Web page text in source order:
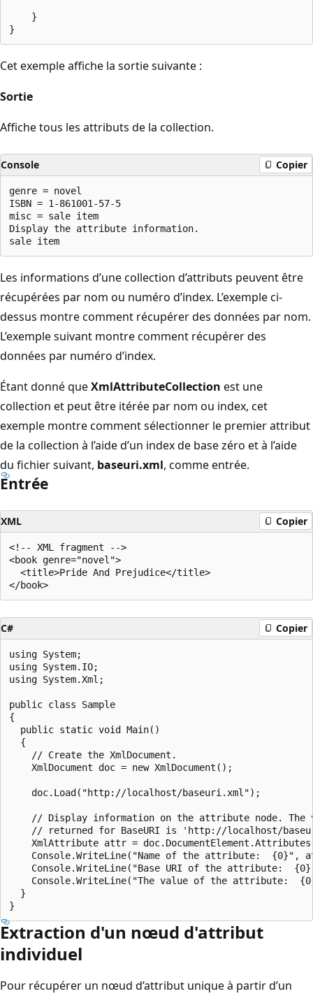
    }
Cet exemple affiche la sortie suivante :
Sortie
Affiche tous les attributs de la collection.
Console Copier
genre = novel
ISBN = 1-861001-57-5
misc = sale item
Display the attribute information.
Les informations d’une collection d’attributs peuvent être
récupérées par nom ou numéro d’index. L’exemple ci-
dessus montre comment récupérer des données par nom.
L’exemple suivant montre comment récupérer des
données par numéro d’index.
Étant donné queXmlAttributeCollection est une
collection et peut être itérée par nom ou index, cet
exemple montre comment sélectionner le premier attribut
de la collection à l’aide d’un index de base zéro et à l’aide
du fichier suivant, baseuri.xml, comme entrée.
Entrée
XML Copier
<!-- XML fragment -->
<book genre="novel">
  <title>Pride And Prejudice</title>
C# Copier
using System;
using System.IO;
using System.Xml;
public class Sample
{
  public static void Main()
  {
    // Create the XmlDocument.
    XmlDocument doc = new XmlDocument();
    doc.Load("http://localhost/baseuri.xml");
// Display information on the attribute node. The
// returned for BaseURI is 'http://localhost/
XmlAttribute attr =
Console.WriteLine("Name of the attribute:  {0}",
Console.WriteLine("Base URI of the attribute:
Console.WriteLine("The value of the attribute:
  }
Extraction d'un nœud d'attribut
individuel
Pour récupérer un nœud d’attribut unique à partir d’un